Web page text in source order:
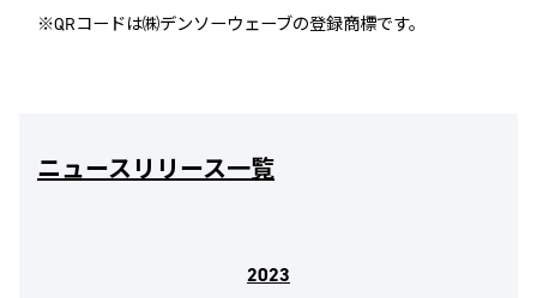
※QRコードは㈱デンソーウェーブの登録商標です。
ニュースリリース一覧
2023